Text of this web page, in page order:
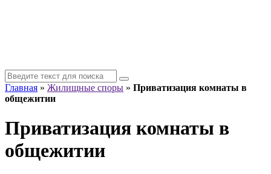
Главная » Жилищные споры » Приватизация комнаты в
общежитии
Приватизация комнаты в
общежитии